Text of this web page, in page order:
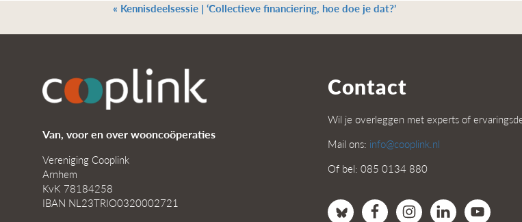
« Kennisdeelsessie | ‘Collectieve financiering, hoe doe je dat?’
Van, voor en over wooncoöperaties
Vereniging Cooplink
Arnhem
KvK 78184258
IBAN NL23TRIO0320002721
Contact
Wil je overleggen met experts of
Mail ons: info@cooplink.nl
Of bel: 085 0134 880